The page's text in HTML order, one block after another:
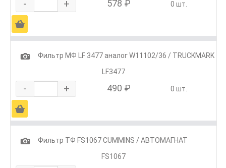
- + 578 ₽ 0 шт.
Ä
1
Фильтр МФ LF 3477 аналог W11102/36 / TRUCKMARK
LF3477
- + 490 ₽ 0 шт.
Ä
1
Фильтр ТФ FS1067 CUMMINS / АВТОМАГНАТ
FS1067